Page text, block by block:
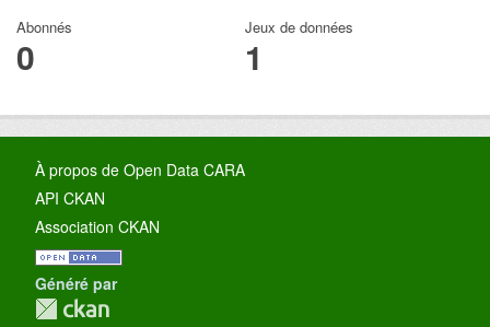
Abonnés
0
Jeux de données
1
À propos de Open Data CARA
API CKAN
Association CKAN
Généré par